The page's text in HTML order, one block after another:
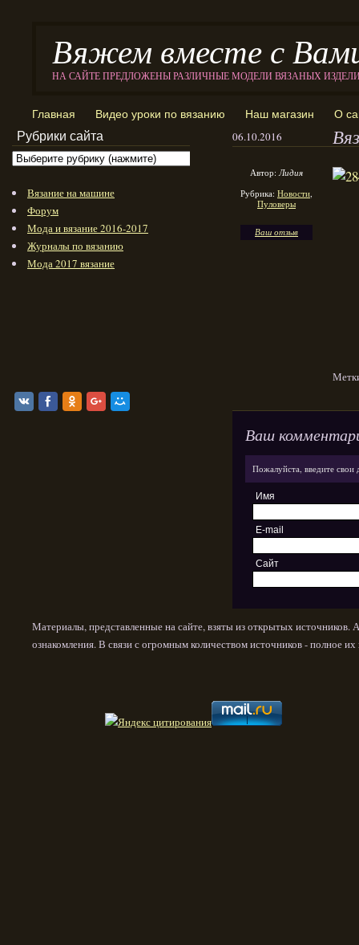
Вяжем вместе с
НА САЙТЕ ПРЕДЛОЖЕНЫ РАЗЛИЧНЫЕ МОДЕЛИ ВЯЗАНЫХ
Главная Видео уроки по вязанию Наш магазин О
06.10.2016
Автор:Лидия
Рубрика: Новости,
Пуловеры
Ваш отзыв
Ваш
Пожалуйста, введите
Имя
E-mail
Сайт
Рубрики сайта
Вязание на машине
Форум
Мода и вязание 2016-2017
Журналы по вязанию
Мода 2017 вязание
Материалы, представленные на сайте, взяты из открытых
ознакомления. В связи с огромным количеством источников - полное